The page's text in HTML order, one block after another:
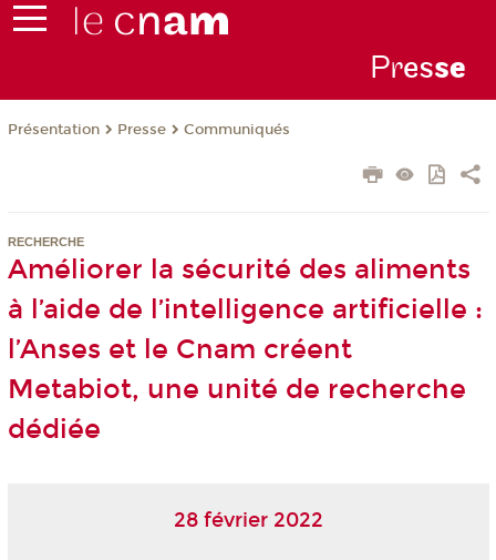
Presse
Présentation Presse Communiqués
RECHERCHE
Améliorer la sécurité des aliments
à l’aide de l’intelligence artificielle :
l’Anses et le Cnam créent
Metabiot, une unité de recherche
dédiée
28 février 2022